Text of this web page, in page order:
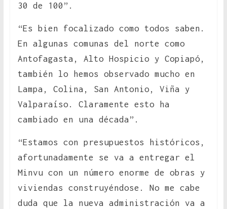
30 de 100”.
“Es bien focalizado como todos saben.
En algunas comunas del norte como
Antofagasta, Alto Hospicio y Copiapó,
también lo hemos observado mucho en
Lampa, Colina, San Antonio, Viña y
Valparaíso. Claramente esto ha
cambiado en una década”.
“Estamos con presupuestos históricos,
afortunadamente se va a entregar el
Minvu con un número enorme de obras y
viviendas construyéndose. No me cabe
duda que la nueva administración va a